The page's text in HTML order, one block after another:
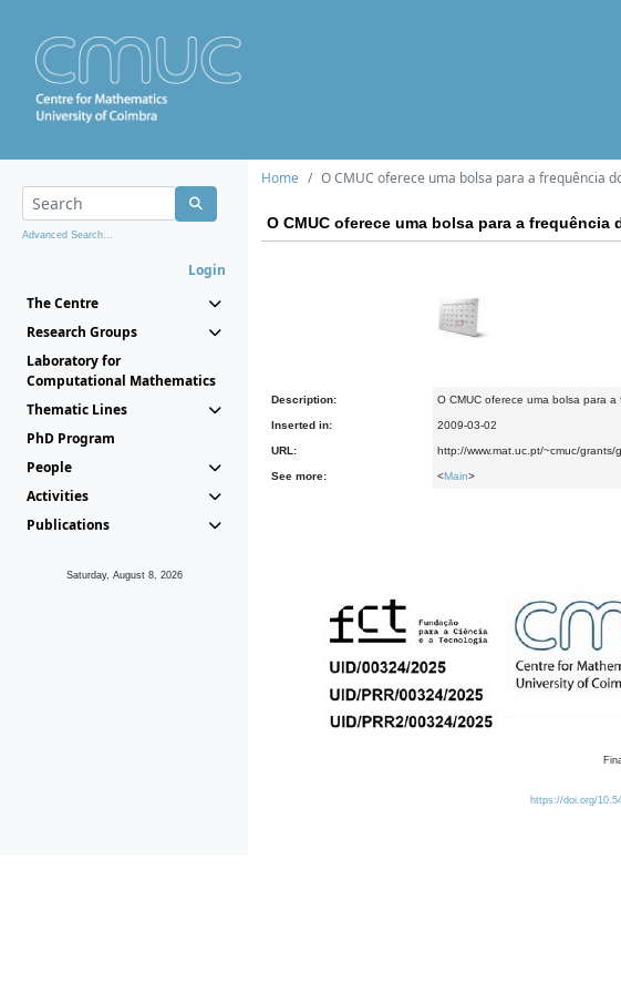
Advanced Search...
Login
The Centre
Research Groups
Laboratory for
Computational Mathematics
Thematic Lines
PhD Program
People
Activities
Publications
Saturday, August 8, 2026
Home O CMUC oferece uma bolsa para a frequência
O CMUC oferece uma bolsa para a
Description: O CMUC oferece uma bolsa para
Inserted in: 2009-03-02
URL: http://www.mat.uc.pt/~cmuc/grants/
See more: <Main>
https://doi.org/